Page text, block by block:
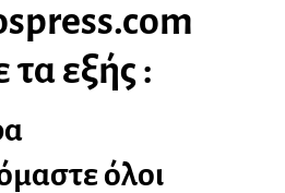
τα εξής :
όλοι